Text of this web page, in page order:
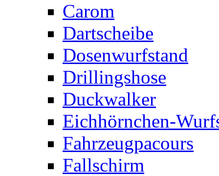
Carom
Dartscheibe
Dosenwurfstand
Drillingshose
Duckwalker
Eichhörnchen-
Fahrzeugpacours
Fallschirm